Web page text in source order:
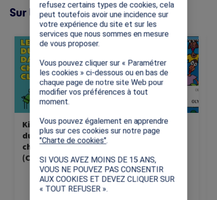
Sur la même thématique (12)
Image
Kit « Les valeurs
du sport dans
chaque classe »
(CE1-6ème)
Cette ressource vise à
transmettre les valeurs
universelles
fondamentales du sport:
le respect, l'équité et
l'inclusion.
Connaissez-vous
les Jeux
(CP-Supérieur)
Cette ressource
présente les notions
fondamentales des Jeux
Olympiques.
refusez certains types de cookies, cela
peut toutefois avoir une incidence sur
votre expérience du site et sur les
services que nous sommes en mesure
de vous proposer.
Vous pouvez cliquer sur « Paramétrer
les cookies » ci-dessous ou en bas de
chaque page de notre site Web pour
modifier vos préférences à tout
moment.
Vous pouvez également en apprendre
plus sur ces cookies sur notre page
"Charte de cookies".
SI VOUS AVEZ MOINS DE 15 ANS,
VOUS NE POUVEZ PAS CONSENTIR
AUX COOKIES ET DEVEZ CLIQUER SUR
« TOUT REFUSER ».